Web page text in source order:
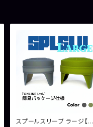
スプールスリーブ ラージ【簡